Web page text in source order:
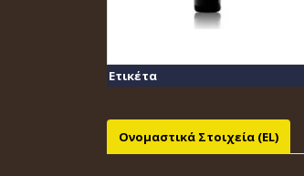
Ετικέτα
Ονομαστικά Στοιχεία (EL)